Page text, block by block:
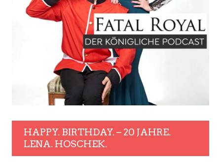
HAPPY. BIRTHDAY. – 20 JAHRE.
LENA. HOSCHEK.